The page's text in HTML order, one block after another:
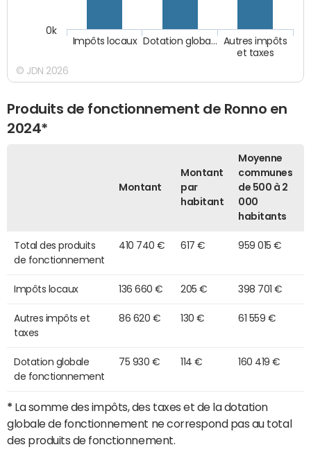
Autres impôts
et taxes
Dotation globa…
Impôts locaux
0k
© JDN 2026
Produits de fonctionnement de Ronno en
2024*
Montant
Montant
par
habitant
Moyenne
communes
de 500 à 2
000
habitants
Total des produits
de fonctionnement
410 740 € 617 € 959 015 €
Impôts locaux 136 660 € 205 € 398 701 €
Autres impôts et
taxes
86 620 € 130 € 61 559 €
Dotation globale
de fonctionnement
75 930 € 114 € 160 419 €
* La somme des impôts, des taxes et de la dotation
globale de fonctionnement ne correspond pas au total
des produits de fonctionnement.